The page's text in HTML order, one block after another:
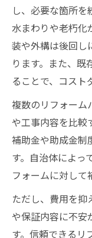
し、必要な箇所を
水まわりや老朽化
装や外構は後回し
ります。また、
ることで、コスト
複数のリフォーム
や工事内容を比較
補助金や助成金制
す。自治体によっ
フォームに対して
ただし、費用を
や保証内容に不安
す。信頼できるリ